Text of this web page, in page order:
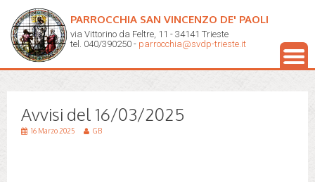
PARROCCHIA SAN VINCENZO DE' PAOLI
via Vittorino da Feltre, 11 - 34141 Trieste
tel. 040/390250 - parrocchia@svdp-trieste.it
Avvisi del 16/03/2025
16 Marzo 2025 GB